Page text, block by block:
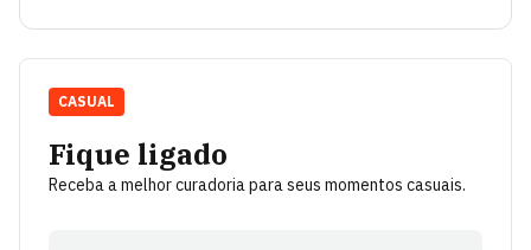
Fique ligado
Receba a melhor curadoria para seus momentos casuais.
CASUAL